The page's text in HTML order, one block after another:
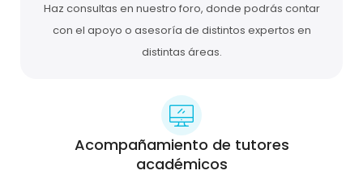
Acompañamiento de tutores
académicos
Haz consultas en nuestro foro, donde podrás contar
con el apoyo o asesoría de distintos expertos en
distintas áreas.